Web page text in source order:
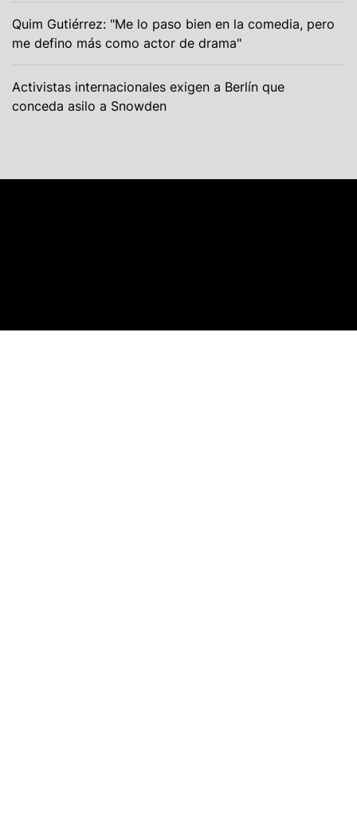
Quim Gutiérrez: "Me lo paso bien en la comedia, pero
me defino más como actor de drama"
Activistas internacionales exigen a Berlín que
conceda asilo a Snowden